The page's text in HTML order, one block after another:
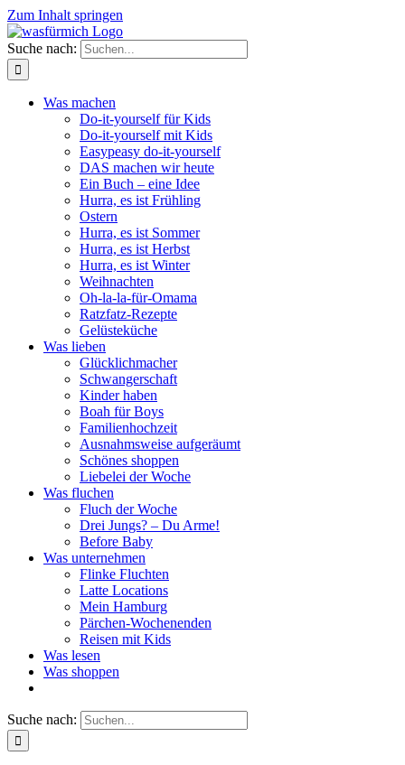
Zum Inhalt springen
Suche nach:
Was machen
Do-it-yourself für Kids
Do-it-yourself mit Kids
Easypeasy do-it-yourself
DAS machen wir heute
Ein Buch – eine Idee
Hurra, es ist Frühling
Ostern
Hurra, es ist Sommer
Hurra, es ist Herbst
Hurra, es ist Winter
Weihnachten
Oh-la-la-für-Omama
Ratzfatz-Rezepte
Gelüsteküche
Was lieben
Glücklichmacher
Schwangerschaft
Kinder haben
Boah für Boys
Familienhochzeit
Ausnahmsweise aufgeräumt
Schönes shoppen
Liebelei der Woche
Was fluchen
Fluch der Woche
Drei Jungs? – Du Arme!
Before Baby
Was unternehmen
Flinke Fluchten
Latte Locations
Mein Hamburg
Pärchen-Wochenenden
Reisen mit Kids
Was lesen
Was shoppen
Suche nach: